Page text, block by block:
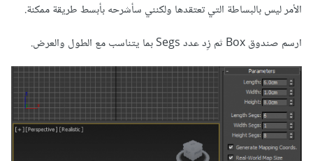
الأمر ليس بالبساطة التي تعتقدها ولكنني سأشرحه بأبسط طريقة ممكنة.
ارسم صندوق Box ثم زِد عدد Segs بما يتناسب مع الطول والعرض.